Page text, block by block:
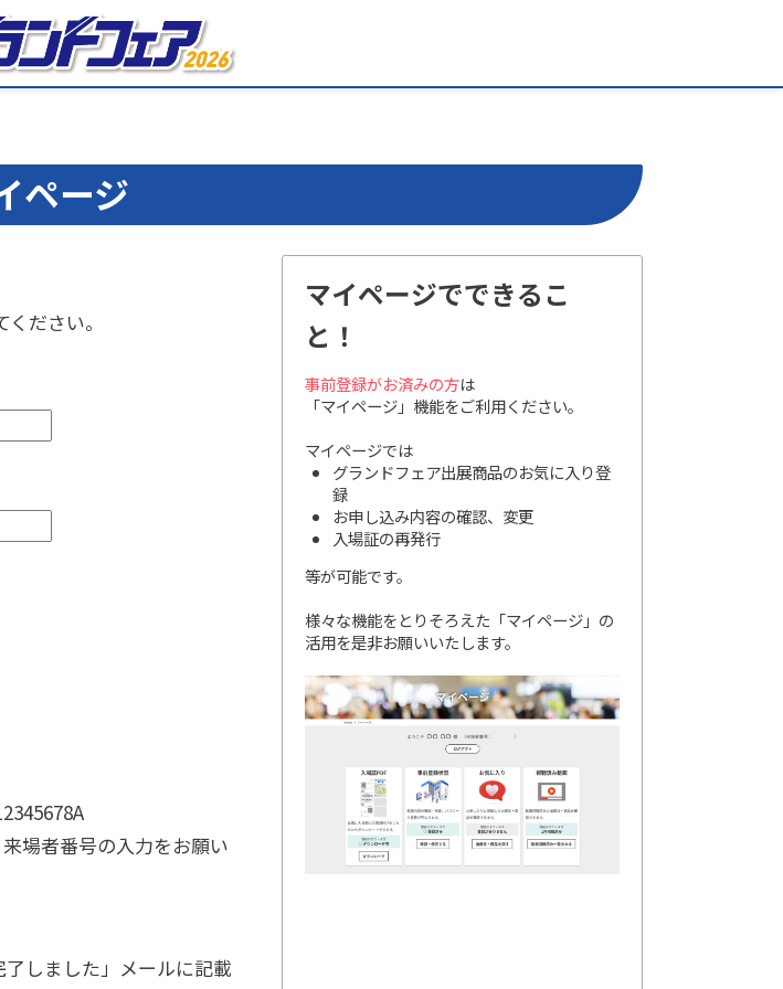
ページ
ださい。
場者番号の入力をお願い
しました」メールに記載
マイページでできるこ
と！
事前登録がお済みの方は
「マイページ」機能をご利用ください。
マイページでは
グランドフェア出展商品のお気に入り登
録
お申し込み内容の確認、変更
入場証の再発行
等が可能です。
様々な機能をとりそろえた「マイページ」の
活用を是非お願いいたします。